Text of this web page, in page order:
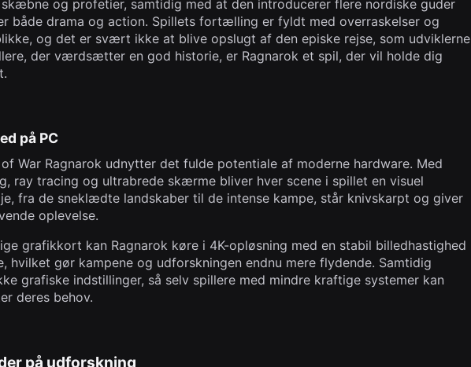
og profetier, samtidig med at den introducerer flere nordiske guder
både drama og action. Spillets fortælling er fyldt med overraskelser og
og det er svært ikke at blive opslugt af den episke rejse, som udviklerne
der værdsætter en god historie, er Ragnarok et spil, der vil holde dig
på PC
War Ragnarok udnytter det fulde potentiale af moderne hardware. Med
ray tracing og ultrabrede skærme bliver hver scene i spillet en visuel
fra de sneklædte landskaber til de intense kampe, står knivskarpt og giver
oplevelse.
grafikkort kan Ragnarok køre i 4K-opløsning med en stabil billedhastighed
hvilket gør kampene og udforskningen endnu mere flydende. Samtidig
grafiske indstillinger, så selv spillere med mindre kraftige systemer kan
deres behov.
på udforskning